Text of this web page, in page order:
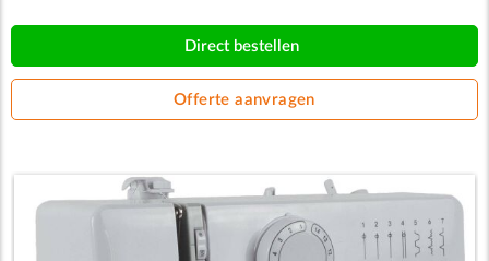
Direct bestellen
Offerte aanvragen